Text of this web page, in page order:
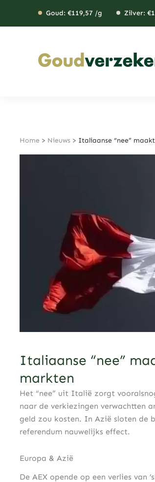
Goud: €119,57 /g Zilver: €
Home > Nieuws >
Italiaanse “nee”
markten
Het “nee” uit Italië zorgt
naar de verkiezingen verwachtten
geld zou kosten. In Azië sloten de
referendum nauwelijks effect.
Europa & Azië
De AEX opende op een verlies van